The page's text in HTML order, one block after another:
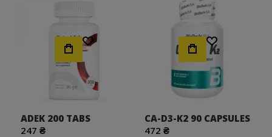
Хочу!
ADEK 200 TABS
247 ₴
Хочу!
CA-D3-K2 90 CAPSULES
472 ₴